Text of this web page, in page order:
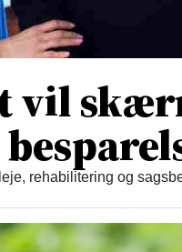
rehabilitering og